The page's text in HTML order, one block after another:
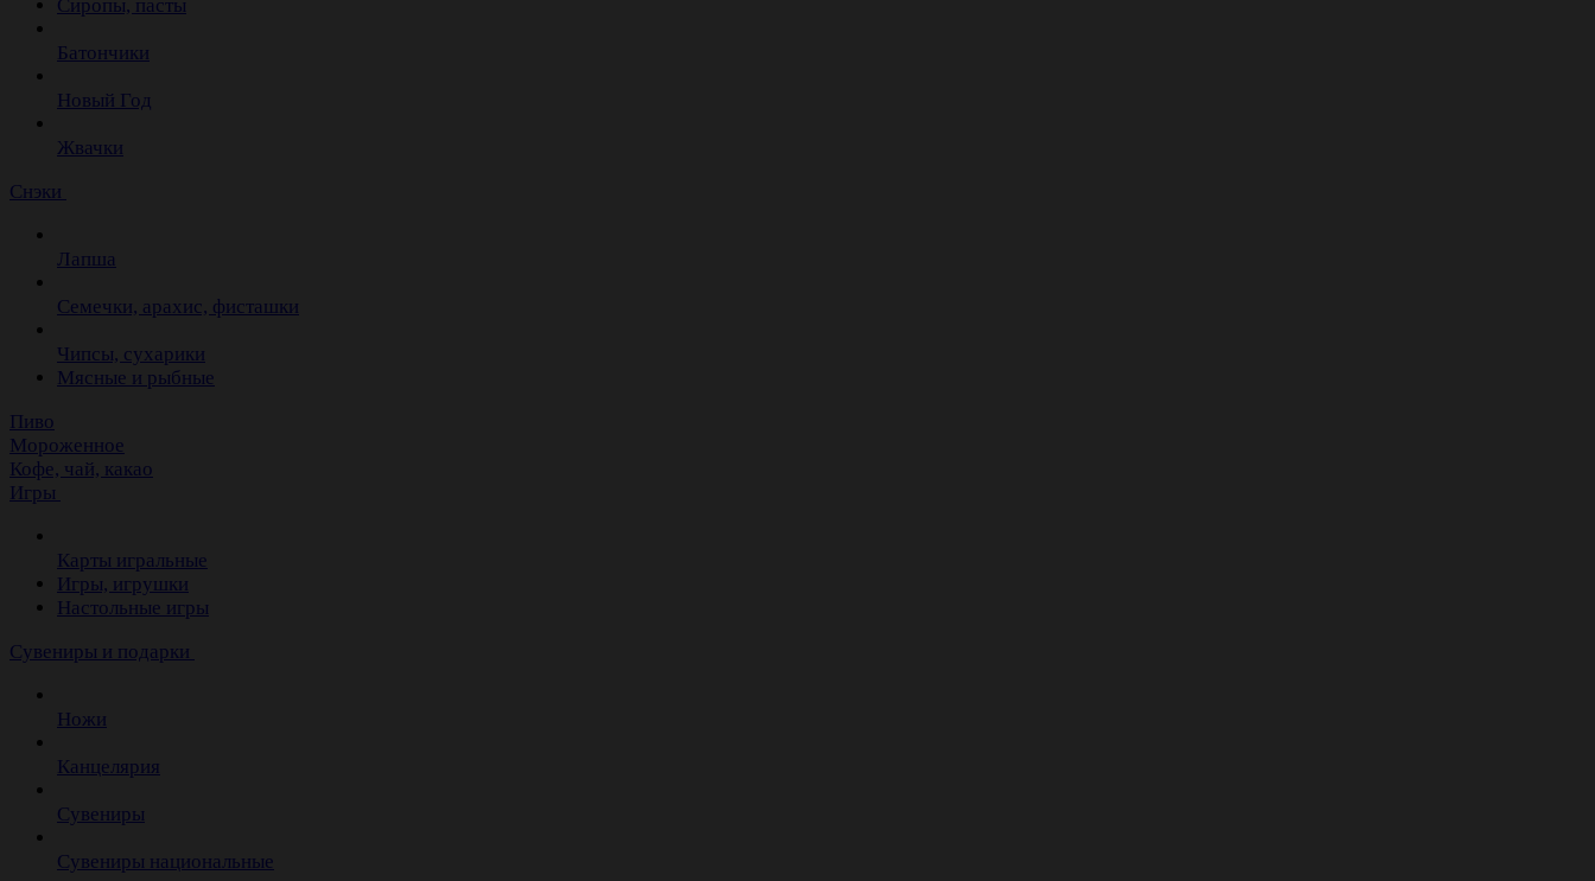
Сиропы, пасты
Батончики
Новый Год
Жвачки
Снэки
Лапша
Семечки, арахис, фисташки
Чипсы, сухарики
Мясные и рыбные
Пиво
Мороженное
Кофе, чай, какао
Игры
Карты игральные
Игры, игрушки
Настольные игры
Сувениры и подарки
Ножи
Канцелярия
Сувениры
Сувениры национальные